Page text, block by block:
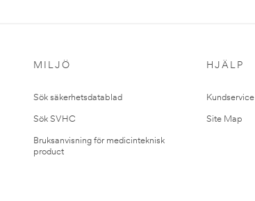
MILJÖ
Sök säkerhetsdatablad
Sök SVHC
Bruksanvisning för medicinteknisk
product
HJÄLP
Kundservice
Site Map